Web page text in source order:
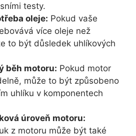
testy.
oleje: Pokud vaše
více oleje než
to být důsledek uhlíkových
běh motoru: Pokud motor
může to být způsobeno
uhlíku v komponentech
úroveň motoru:
z motoru může být také